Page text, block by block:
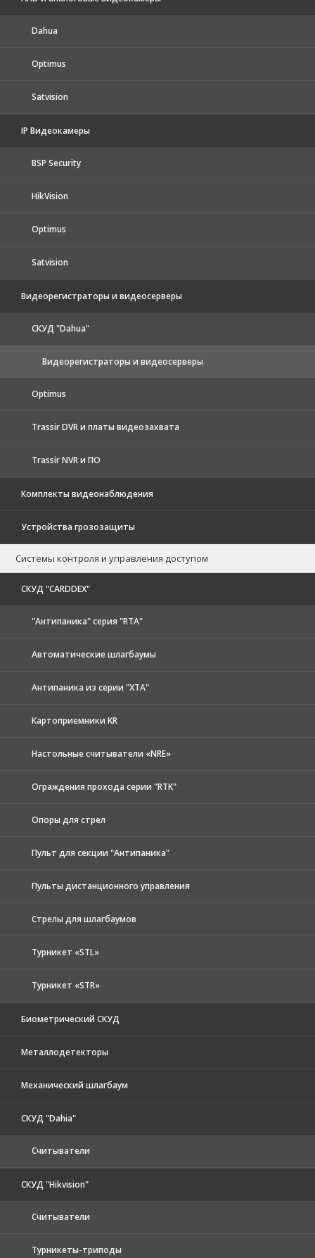
Dahua
Optimus
Satvision
IP Видеокамеры
BSP Security
HikVision
Optimus
Satvision
Видеорегистраторы и видеосерверы
CКУД "Dahua"
Видеорегистраторы и видеосерверы
Optimus
Trassir DVR и платы видеозахвата
Trassir NVR и ПО
Комплекты видеонаблюдения
Устройства грозозащиты
Системы контроля и управления доступом
CКУД "CARDDEX"
"Антипаника" серия "RTA"
Автоматические шлагбаумы
Антипаника из серии "XTA"
Картоприемники KR
Настольные считыватели «NRE»
Ограждения прохода серии "RTK"
Опоры для стрел
Пульт для секции "Антипаника"
Пульты дистанционного управления
Стрелы для шлагбаумов
Турникет «STL»
Турникет «STR»
Биометрический СКУД
Металлодетекторы
Механический шлагбаум
СКУД "Dahia"
Считыватели
СКУД "Hikvision"
Считыватели
Турникеты-триподы